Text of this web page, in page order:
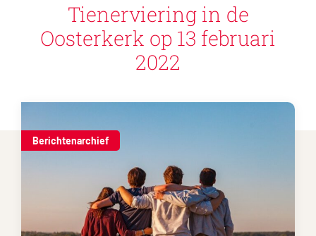
Tienerviering in de
Oosterkerk op 13 februari
2022
Berichtenarchief